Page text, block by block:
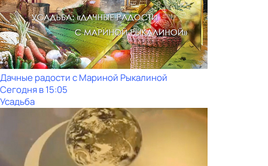
Дачные радости с Мариной Рыкалиной
Сегодня в 15:05
Усадьба